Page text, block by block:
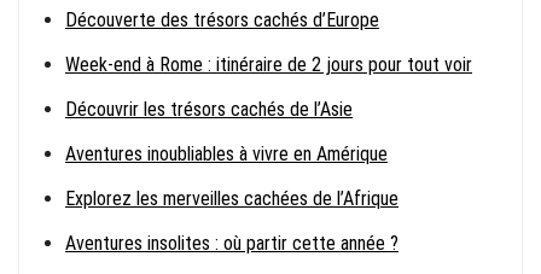
Découverte des trésors cachés d’Europe
Week-end à Rome : itinéraire de 2 jours pour tout voir
Découvrir les trésors cachés de l’Asie
Aventures inoubliables à vivre en Amérique
Explorez les merveilles cachées de l’Afrique
Aventures insolites : où partir cette année ?